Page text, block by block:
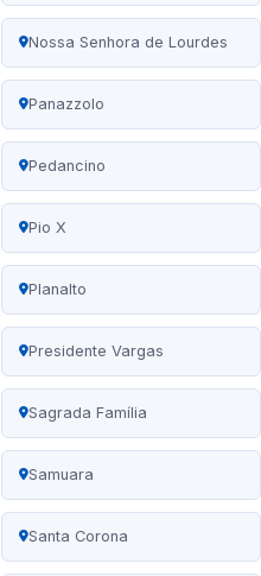
Nossa Senhora de Lourdes
Panazzolo
Pedancino
Pio X
Planalto
Presidente Vargas
Sagrada Família
Samuara
Santa Corona